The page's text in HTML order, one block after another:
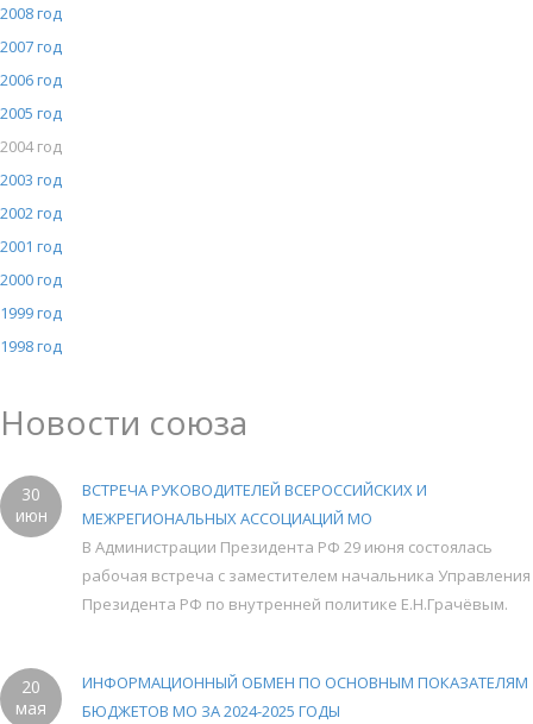
2008 год
2007 год
2006 год
2005 год
2004 год
2003 год
2002 год
2001 год
2000 год
1999 год
1998 год
Новости союза
30
июн
ВСТРЕЧА РУКОВОДИТЕЛЕЙ ВСЕРОССИЙСКИХ И
МЕЖРЕГИОНАЛЬНЫХ АССОЦИАЦИЙ МО
В Администрации Президента РФ 29 июня состоялась
рабочая встреча с заместителем начальника Управления
Президента РФ по внутренней политике Е.Н.Грачёвым.
20
мая
ИНФОРМАЦИОННЫЙ ОБМЕН ПО ОСНОВНЫМ ПОКАЗАТЕЛЯМ
БЮДЖЕТОВ МО ЗА 2024-2025 ГОДЫ